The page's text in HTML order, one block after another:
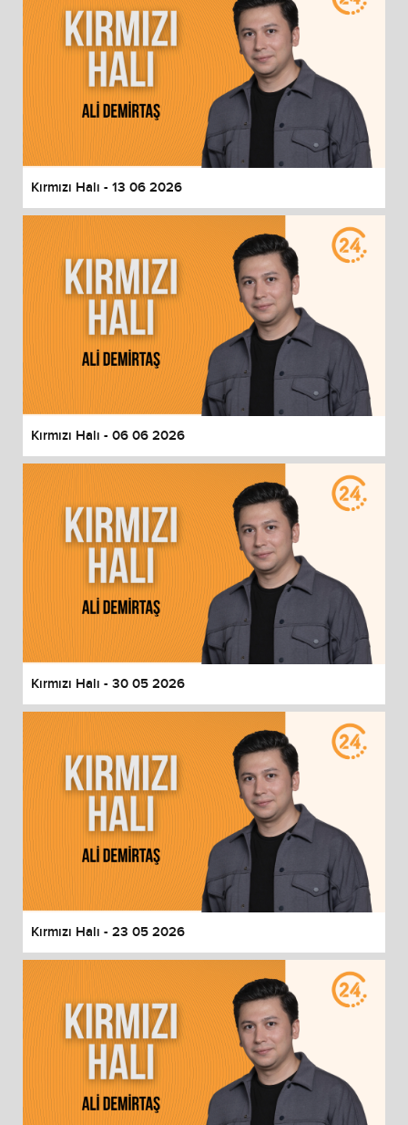
Kırmızı Halı - 13 06 2026
Kırmızı Halı - 06 06 2026
Kırmızı Halı - 30 05 2026
Kırmızı Halı - 23 05 2026